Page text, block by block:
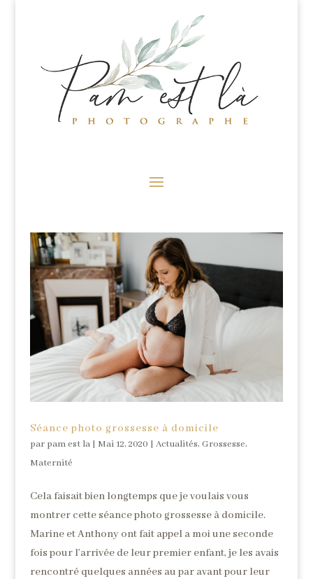
Séance photo grossesse à domicile
par pam est la| Mai 12, 2020 | Actualités, Grossesse,
Maternité
Cela faisait bien longtemps que je voulais vous
montrer cette séance photo grossesse à domicile.
Marine et Anthony ont fait appel a moi une seconde
fois pour l’arrivée de leur premier enfant, je les avais
rencontré quelques années au par avant pour leur